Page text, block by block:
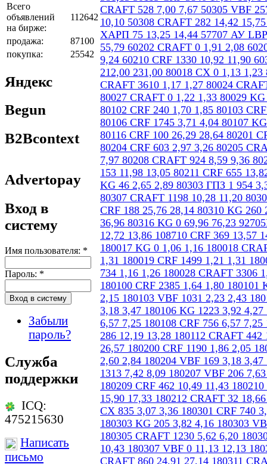
Всего
объявлений
на бирже:
112642
продажа:
87100
покупка:
25542
Яндекс
Begun
B2Bcontext
Advertopay
Вход в
систему
Имя пользователя: *
Пароль: *
Забыли
пароль?
Служба
поддержки
ICQ:
475215630
Написать
письмо